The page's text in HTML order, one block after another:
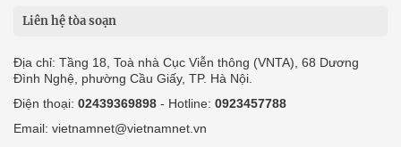
Liên hệ tòa soạn
Địa chỉ: Tầng 18, Toà nhà Cục Viễn thông (VNTA), 68 Dương
Đình Nghệ, phường Cầu Giấy, TP. Hà Nội.
Điện thoại: 02439369898 - Hotline: 0923457788
Email: vietnamnet@vietnamnet.vn